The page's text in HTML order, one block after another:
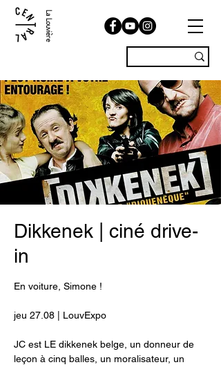
La Louvière
Dikkenek | ciné drive-
in
En voiture, Simone !
jeu 27.08 | LouvExpo
JC est LE dikkenek belge, un donneur de
leçon à cinq balles, un moralisateur, un